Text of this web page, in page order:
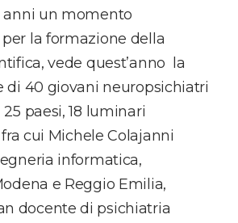
un momento
la formazione della
vede quest’anno la
di 40 giovani neuropsichiatri
paesi, 18 luminari
cui Michele Colajanni
informatica,
e Reggio Emilia,
docente di psichiatria